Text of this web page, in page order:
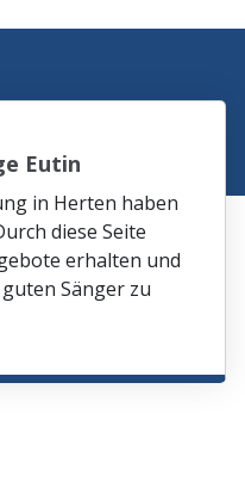
Eutin
in Herten haben
diese Seite
erhalten und
Sänger zu